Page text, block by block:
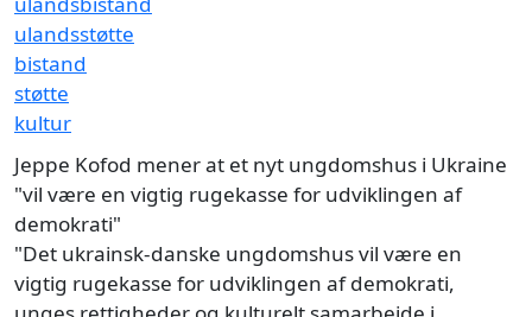
ulandsstøtte
bistand
støtte
kultur
Jeppe Kofod mener at et nyt ungdomshus i Ukraine
"vil være en vigtig rugekasse for udviklingen af
demokrati"
"Det ukrainsk-danske ungdomshus vil være en
vigtig rugekasse for udviklingen af demokrati,